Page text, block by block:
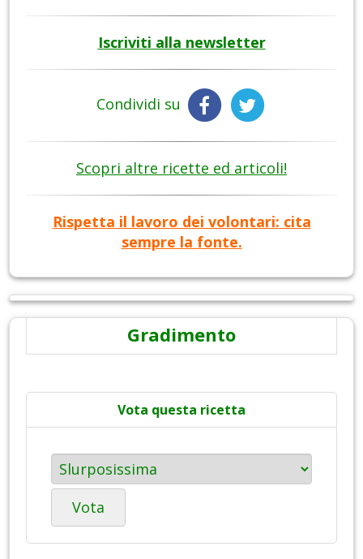
Iscriviti alla newsletter
Condividi su
Scopri altre ricette ed articoli!
Rispetta il lavoro dei volontari: cita
sempre la fonte.
Gradimento
Vota questa ricetta
Vota